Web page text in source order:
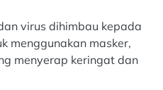
virus dihimbau kepada
menggunakan masker,
menyerap keringat dan